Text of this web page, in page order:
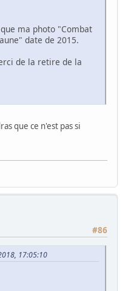
ma photo "Combat
date de 2015.
de la retire de la
que ce n'est pas si
#86
17:05:10